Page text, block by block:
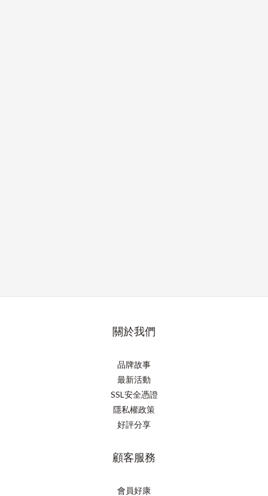
關於我們
品牌故事
最新活動
SSL安全憑證
隱私權政策
好評分享
顧客服務
會員好康